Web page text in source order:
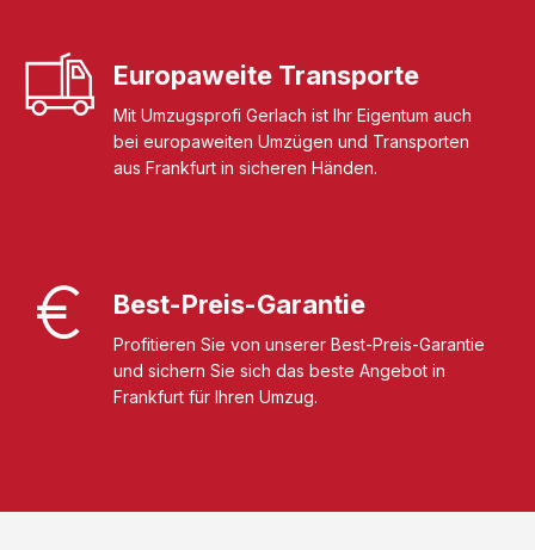
Europaweite Transporte
Mit Umzugsprofi Gerlach ist Ihr Eigentum auch
bei europaweiten Umzügen und Transporten
aus Frankfurt in sicheren Händen.
Best-Preis-Garantie
Profitieren Sie von unserer Best-Preis-Garantie
und sichern Sie sich das beste Angebot in
Frankfurt für Ihren Umzug.